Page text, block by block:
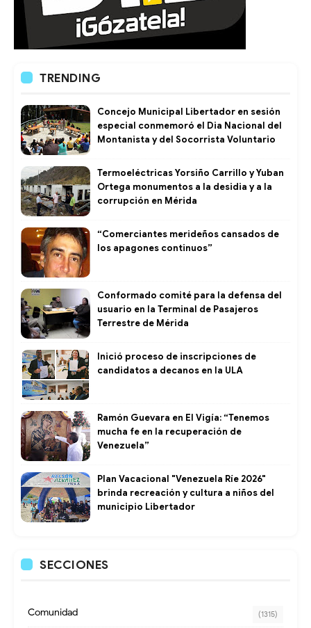
TRENDING
Concejo Municipal Libertador en sesión
especial conmemoró el Dia Nacional del
Montanista y del Socorrista Voluntario
Termoeléctricas Yorsiño Carrillo y Yuban
Ortega monumentos a la desidia y a la
corrupción en Mérida
“Comerciantes merideños cansados de
los apagones continuos”
Conformado comité para la defensa del
usuario en la Terminal de Pasajeros
Terrestre de Mérida
Inició proceso de inscripciones de
candidatos a decanos en la ULA
Ramón Guevara en El Vigía: “Tenemos
mucha fe en la recuperación de
Venezuela”
Plan Vacacional "Venezuela Ríe 2026"
brinda recreación y cultura a niños del
municipio Libertador
SECCIONES
Comunidad (1315)